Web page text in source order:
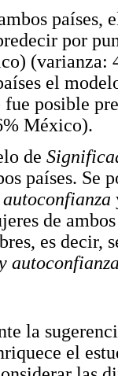
países,
por
(varianza:
el
fue posible
México).
de
países.
de
es decir,
la
el